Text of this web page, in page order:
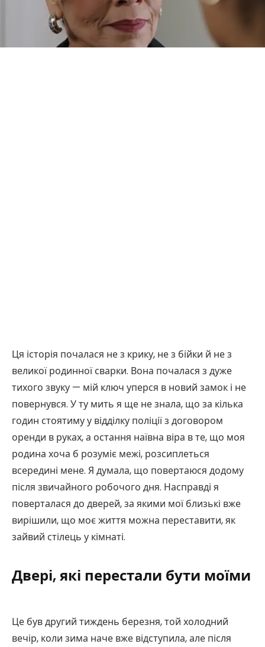
Ця історія почалася не з крику, не з бійки й не з
великої родинної сварки. Вона почалася з дуже
тихого звуку — мій ключ уперся в новий замок і не
повернувся. У ту мить я ще не знала, що за кілька
годин стоятиму у відділку поліції з договором
оренди в руках, а остання наївна віра в те, що моя
родина хоча б розуміє межі, розсиплеться
всередині мене. Я думала, що повертаюся додому
після звичайного робочого дня. Насправді я
поверталася до дверей, за якими мої близькі вже
вирішили, що моє життя можна переставити, як
зайвий стілець у кімнаті.
Двері, які перестали бути моїми
Це був другий тиждень березня, той холодний
вечір, коли зима наче вже відступила, але після